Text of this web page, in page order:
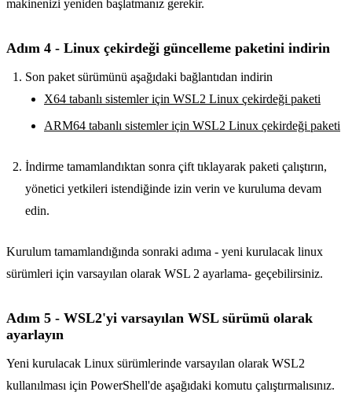
makinenizi yeniden başlatmanız gerekir.
Adım 4 - Linux çekirdeği güncelleme paketini indirin
Son paket sürümünü aşağıdaki bağlantıdan indirin
X64 tabanlı sistemler için WSL2 Linux çekirdeği paketi
ARM64 tabanlı sistemler için WSL2 Linux çekirdeği paketi
İndirme tamamlandıktan sonra çift tıklayarak paketi çalıştırın,
yönetici yetkileri istendiğinde izin verin ve kuruluma devam
edin.
Kurulum tamamlandığında sonraki adıma - yeni kurulacak linux
sürümleri için varsayılan olarak WSL 2 ayarlama- geçebilirsiniz.
Adım 5 - WSL2'yi varsayılan WSL sürümü olarak
ayarlayın
Yeni kurulacak Linux sürümlerinde varsayılan olarak WSL2
kullanılması için PowerShell'de aşağıdaki komutu çalıştırmalısınız.